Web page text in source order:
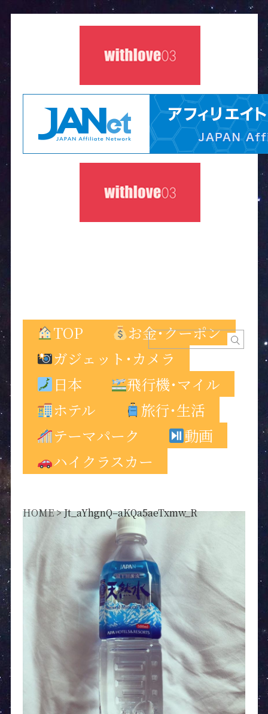
TOP
お金･クーポン
ガジェット･カメラ
日本
飛行機･マイル
ホテル
旅行･生活
テーマパーク
動画
ハイクラスカー
HOME>Jt_aYhgnQ–aKQa5aeTxmw_R